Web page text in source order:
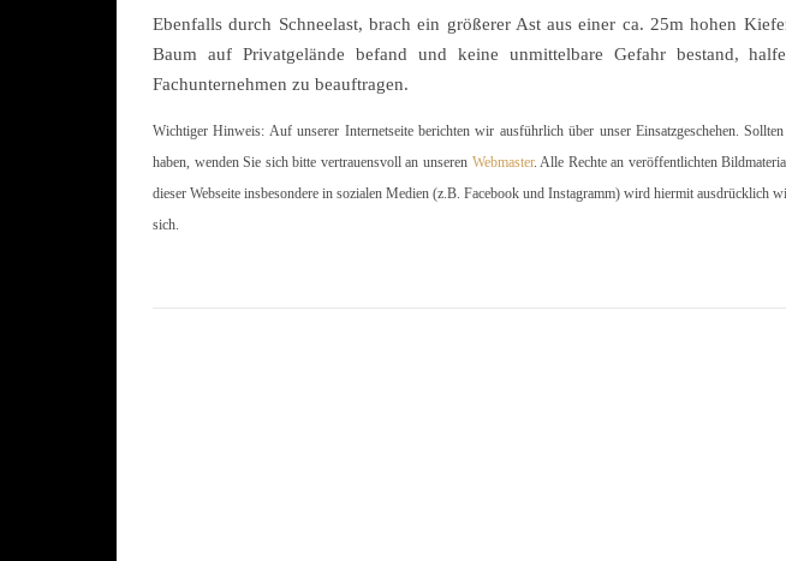
Ebenfalls durch Schneelast, brach ein größerer Ast aus einer ca. 25m hohen
Baum auf Privatgelände befand und keine unmittelbare Gefahr bestand,
Fachunternehmen zu beauftragen.
Wichtiger Hinweis: Auf unserer Internetseite berichten wir ausführlich über unser Einsatzgeschehen.
haben, wenden Sie sich bitte vertrauensvoll an unseren Webmaster. Alle Rechte an veröffentlichten
dieser Webseite insbesondere in sozialen Medien (z.B. Facebook und Instagramm) wird hiermit ausdrücklich
sich.